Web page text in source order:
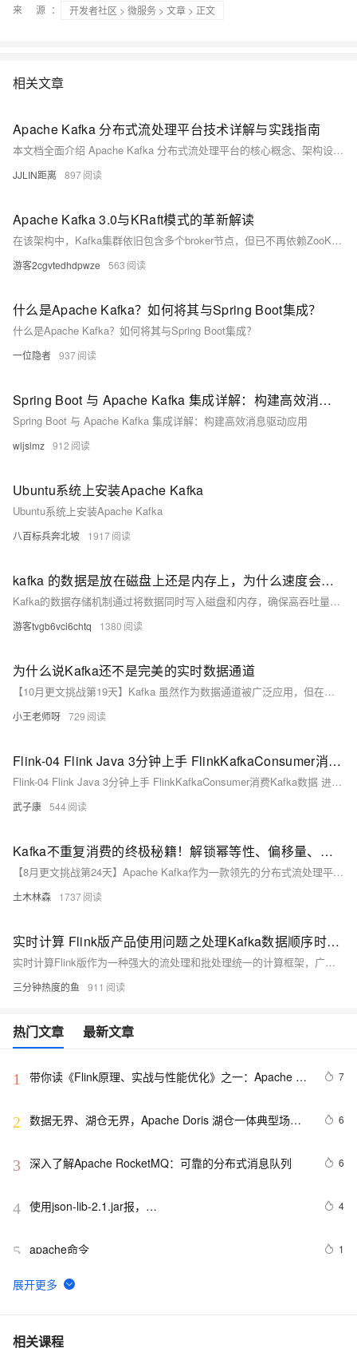
来 源： 开发者社区 > 微服务 > 文章 > 正文
相关文章
Apache Kafka 分布式流处理平台技术详解与实践指南
本文档全面介绍 Apache Kafka 分布式流处理平台的核心概念、架构设计和实践应用。作为高吞吐量、低延迟的分布式消息系统，Kafka 已成为现代数据管道和流处理应用的事实标准。本文将深入探讨其生产者-消费者模型、主题分区机制、副本复制、流处理API等核心机制，帮助开发者构建可靠、可扩展的实时数据流处理系统。
JJLIN距离 897
Apache Kafka 3.0与KRaft模式的革新解读
在该架构中，Kafka集群依旧包含多个broker节点，但已不再依赖ZooKeeper集群。被选中的Kafka集群Controller将从KRaft Quorum中加载其状态，并在必要时通知其他Broker节点关于元数据的变更。这种设计支持更多分区与快速Controller切换，并有效避免了因数据不一致导致的问题。
游客2cgvtedhdpwze 563
什么是Apache Kafka？如何将其与Spring Boot集成？
什么是Apache Kafka？如何将其与Spring Boot集成？
一位隐者 937
Spring Boot 与 Apache Kafka 集成详解：构建高效消息驱动应用
Spring Boot 与 Apache Kafka 集成详解：构建高效消息驱动应用
wljslmz 912
Ubuntu系统上安装Apache Kafka
Ubuntu系统上安装Apache Kafka
八百标兵奔北坡 1917
kafka 的数据是放在磁盘上还是内存上，为什么速度会快？
Kafka的数据存储机制通过将数据同时写入磁盘和内存，确保高吞吐量与持久性。其日志文件按主题和分区组织，使用预写日志（WAL）保证数据持久性，并借助操作系统的页缓存加速读取。Kafka采用顺序I/O、零拷贝技术和批量处理优化性能，支持分区分段以实现并行处理。示例代码展示了如何使用KafkaProducer发送消息。
游客tvgb6vci6chtq 1380
为什么说Kafka还不是完美的实时数据通道
【10月更文挑战第19天】Kafka 虽然作为数据通道被广泛应用，但在实时性、数据一致性、性能及管理方面存在局限。数据延迟受消息堆积和分区再平衡影响；数据一致性难以达到恰好一次；性能瓶颈在于网络和磁盘I/O；管理复杂性涉及集群配置与版本升级。
小王老师呀 729
Flink-04 Flink Java 3分钟上手 FlinkKafkaConsumer消费Kafka数据 进行计算SingleOutputStreamOperatorDataStreamSource
Flink-04 Flink Java 3分钟上手 FlinkKafkaConsumer消费Kafka数据 进行计算SingleOutputStreamOperatorDataStreamSource
武子康 544
Kafka不重复消费的终极秘籍！解锁幂等性、偏移量、去重神器，让你的数据流稳如老狗，告别数据混乱时代！
【8月更文挑战第24天】Apache Kafka作为一款领先的分布式流处理平台，凭借其卓越的高吞吐量与低延迟特性，在大数据处理领域中占据重要地位。然而，在利用Kafka进行数据处理时，如何有效避免重复消费成为众多开发者关注的焦点。本文深入探讨了Kafka中可能出现重复消费的原因，并提出了四种实用的解决方案：利用消息偏移量手动控制消费进度；启用幂等性生产者确保消息不被重复发送；在消费者端实施去重机制；以及借助Kafka的事务支持实现精确的一次性处理。通过这些方法，开发者可根据不同的应用场景灵活选择最适合的策略，从而保障数据处理的准确性和一致性。
土木林森 1737
实时计算 Flink版产品使用问题之处理Kafka数据顺序时，怎么确保事件的顺序性
实时计算Flink版作为一种强大的流处理和批处理统一的计算框架，广泛应用于各种需要实时数据处理和分析的场景。实时计算Flink版通常结合SQL接口、DataStream API、以及与上下游数据源和存储系统的丰富连接器，提供了一套全面的解决方案，以应对各种实时计算需求。其低延迟、高吞吐、容错性强的特点，使其成为众多企业和组织实时数据处理首选的技术平台。以下是实时计算Flink版的一些典型使用合集。
三分钟热度的鱼 911
热门文章 最新文章
1
带你读《Flink原理、实战与性能优化》之一：Apache
7
2 数据无界、湖仓无界，Apache Doris 湖仓一体典型场景
6
3 深入了解Apache RocketMQ：可靠的分布式消息队列 6
4 使用json-lib-2.1.jar报，
member of class
4
5 apache命令 1
6
Confluent 首席架构师万字剖析 Apache Fluss（二）：
7 最强指南！数据湖Apache Hudi、Iceberg、Delta环境搭
相关课程